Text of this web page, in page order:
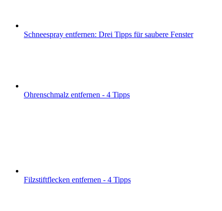
Schneespray entfernen: Drei Tipps für saubere Fenster
Ohrenschmalz entfernen - 4 Tipps
Filzstiftflecken entfernen - 4 Tipps